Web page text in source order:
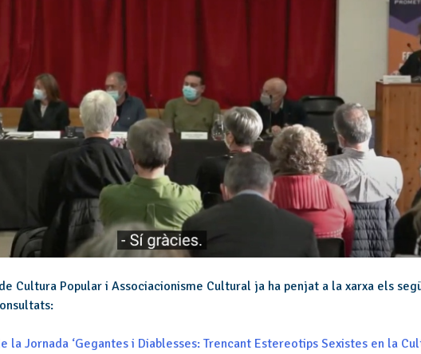
Cultura Popular i Associacionisme Cultural ja ha penjat a la xarxa els
la Jornada ‘Gegantes i Diablesses: Trencant Estereotips Sexistes en la